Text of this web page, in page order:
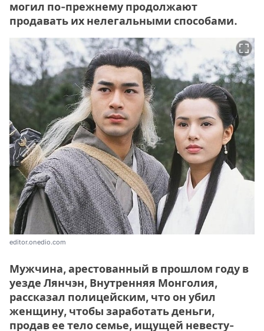
могил по-прежнему продолжают
продавать их нелегальными способами.
editor.onedio.com
Мужчина, арестованный в прошлом году в
уезде Лянчэн, Внутренняя Монголия,
рассказал полицейским, что он убил
женщину, чтобы заработать деньги,
продав ее тело семье, ищущей невесту-